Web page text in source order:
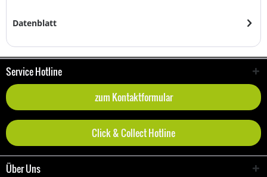
Datenblatt
Service Hotline
zum Kontaktformular
Click & Collect Hotline
Über Uns